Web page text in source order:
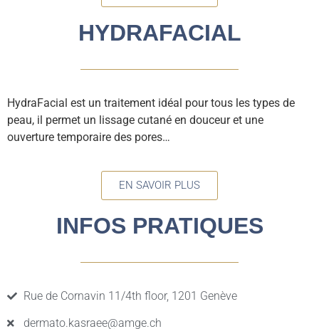
HYDRAFACIAL
HydraFacial est un traitement idéal pour tous les types de
peau, il permet un lissage cutané en douceur et une
ouverture temporaire des pores…
EN SAVOIR PLUS
INFOS PRATIQUES
Rue de Cornavin 11/4th floor, 1201 Genève
dermato.kasraee@amge.ch